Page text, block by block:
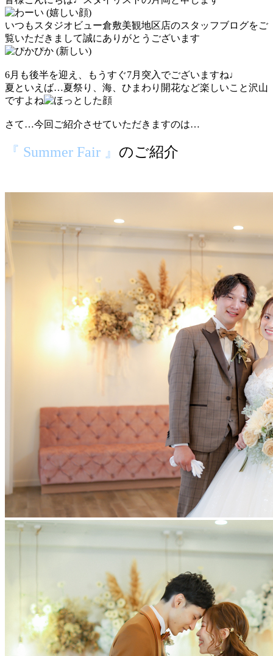
いつもスタジオビュー倉敷美観地区店のスタッフブログをご
覧いただきまして誠にありがとうございます
6月も後半を迎え、もうすぐ7月突入でございますね♩
夏といえば…夏祭り、海、ひまわり開花など楽しいこと沢山
ですよね
さて…今回ご紹介させていただきますのは…
『 Summer Fair 』 のご紹介